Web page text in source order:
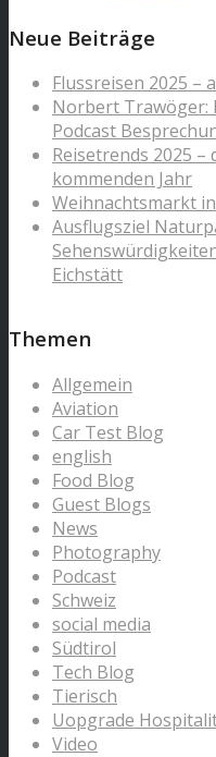
Neue Beiträge
Flussreisen 2025 –
Norbert Trawöger:
Podcast
Reisetrends 2025 –
kommenden Jahr
Weihnachtsmarkt
Ausflugsziel
Eichstätt
Themen
Allgemein
Aviation
Car Test Blog
english
Food Blog
Guest Blogs
News
Photography
Podcast
Schweiz
social media
Südtirol
Tech Blog
Tierisch
Uopgrade
Video